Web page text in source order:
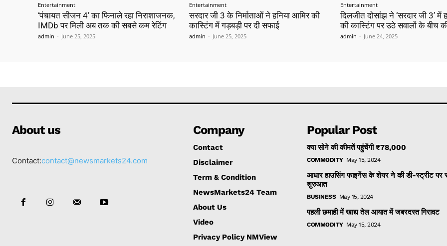
Entertainment
‘पंचायत सीजन 4’ का फिनाले रहा निराशाजनक,
IMDb पर मिली अब तक की सबसे कम रेटिंग
admin - June 25, 2025
Entertainment
सरदार जी 3 के निर्माताओं ने हनिया आमिर की
कास्टिंग में गड़बड़ी पर दी सफाई
admin - June 25, 2025
Entertainment
दिलजीत दोसांझ ने ‘सरदार जी 3’ में
की कास्टिंग पर उठे सवालों के बीच
admin - June 24, 2025
About us
Contact:contact@newsmarkets24.com
Company
Contact
Disclaimer
Term & Condition
NewsMarkets24 Team
About Us
Video
Privacy Policy NMView
Popular Post
क्या सोने की कीमतें पहुंचेंगी ₹78,000
COMMODITY May 15, 2024
आधार हाउसिंग फाइनेंस के शेयर ने की डी-स्ट्रीट पर
शुरुआत
BUSINESS May 15, 2024
पहली छमाही में खाद्य तेल आयात में जबरदस्त गिरावट
COMMODITY May 15, 2024